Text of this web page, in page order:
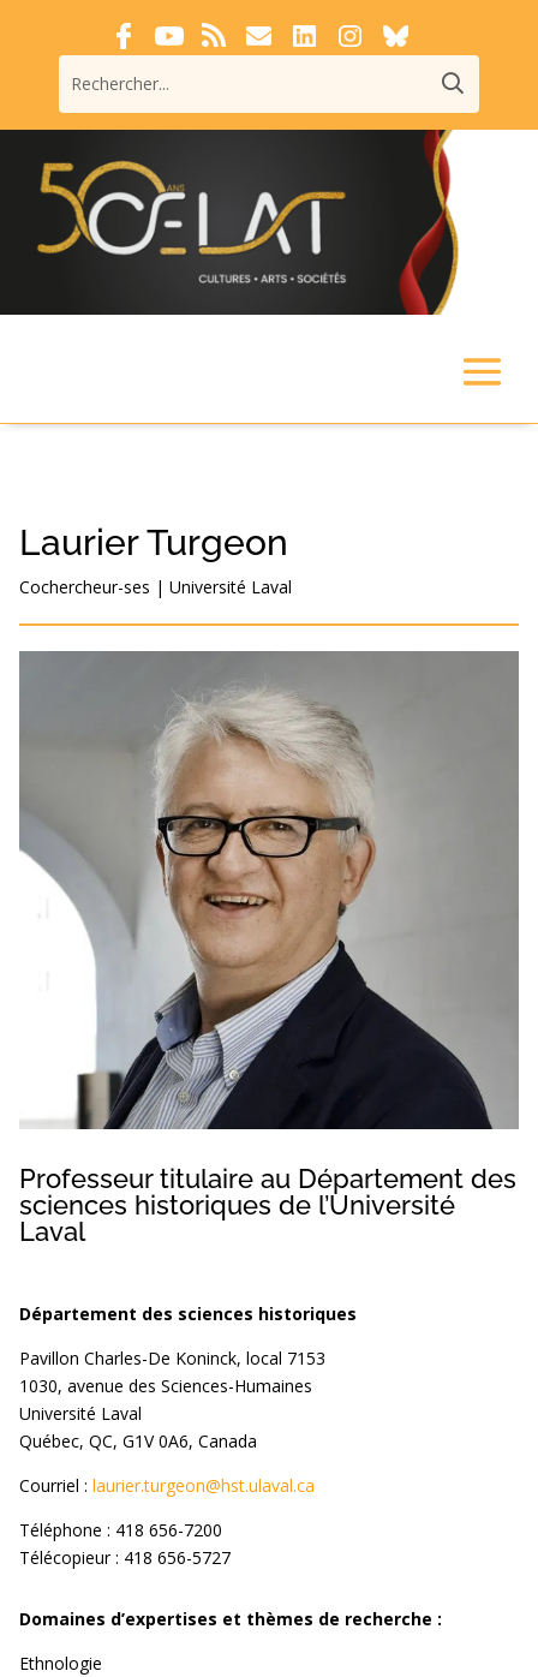
Laurier Turgeon
Cochercheur-ses | Université Laval
Professeur titulaire au Département des
sciences historiques de l’Université
Laval
Département des sciences historiques
Pavillon Charles-De Koninck, local 7153
1030, avenue des Sciences-Humaines
Université Laval
Québec, QC, G1V 0A6, Canada
Courriel : laurier.turgeon@hst.ulaval.ca
Téléphone : 418 656-7200
Télécopieur : 418 656-5727
Domaines d’expertises et thèmes de recherche :
Ethnologie